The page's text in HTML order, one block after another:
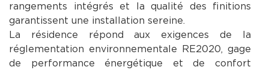
rangements intégrés et la qualité des finitions
garantissent une installation sereine.
La résidence répond aux exigences de la
réglementation environnementale RE2020, gage
de performance énergétique et de confort